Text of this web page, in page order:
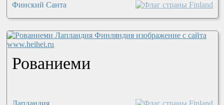
Финский Санта
Рованиеми